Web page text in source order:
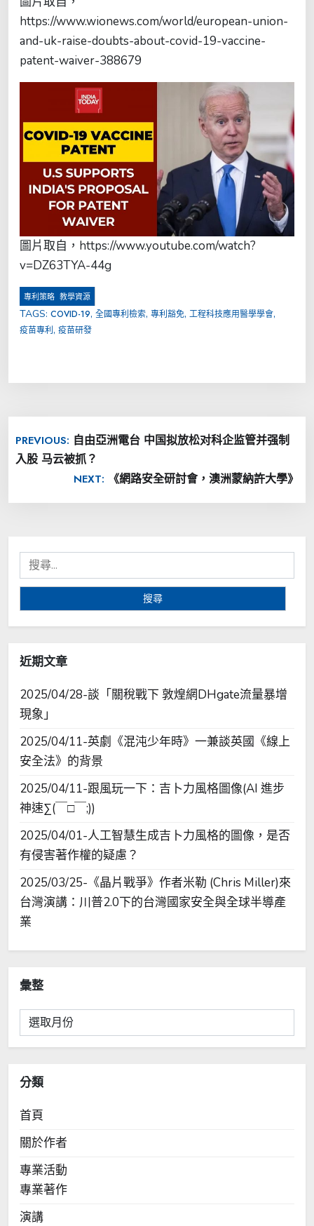
https://www.wionews.com/world/european-union-
and-uk-raise-doubts-about-covid-19-vaccine-
patent-waiver-388679
圖片取自，https://www.youtube.com/watch?
v=DZ63TYA-44g
專利策略 教學資源
TAGS: COVID-19, 全國專利檢索, 專利豁免, 工程科技應用醫學學會,
疫苗專利, 疫苗研發
章
導
覽
PREVIOUS: 自由亞洲電台 中国拟放松对科企监管并强制
入股 马云被抓？
NEXT: 《網路安全研討會，澳洲蒙納許大學》
搜
尋
近期文章
2025/04/28-談「關稅戰下 敦煌網DHgate流量暴增
現象」
2025/04/11-英劇《混沌少年時》一兼談英國《線上
安全法》的背景
2025/04/11-跟風玩一下：吉卜力風格圖像(AI 進步
神速∑(￣□￣;))
2025/04/01-人工智慧生成吉卜力風格的圖像，是否
有侵害著作權的疑慮？
2025/03/25-《晶片戰爭》作者米勒 (Chris Miller)來
台灣演講：川普2.0下的台灣國家安全與全球半導產
業
彙整
彙
整
分類
首頁
關於作者
專業活動
專業著作
演講